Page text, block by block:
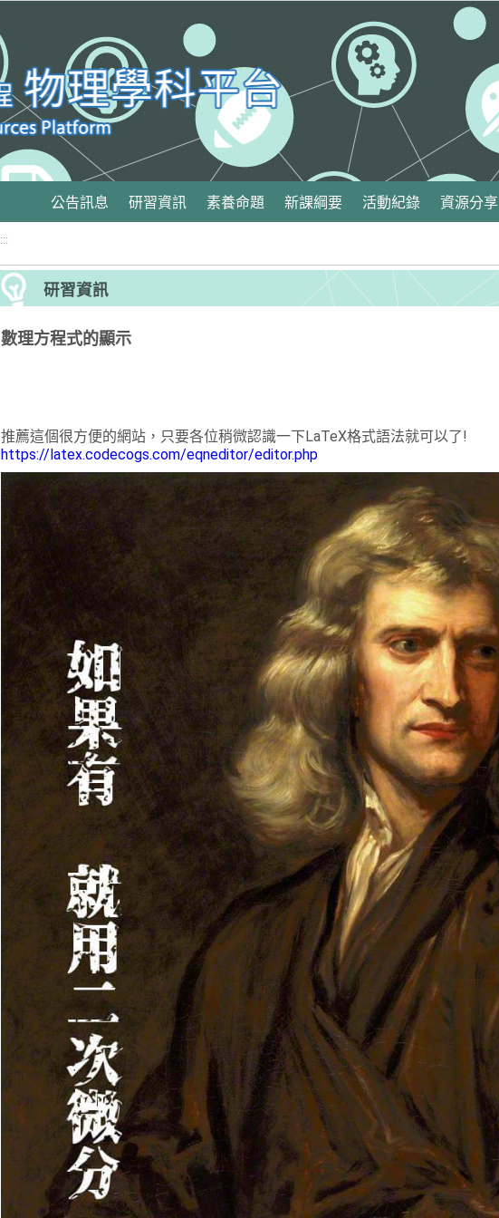
公告訊息 研習資訊 素養命題 新課綱要 活動紀錄 資源分享
:::
研習資訊
數理方程式的顯示
推薦這個很方便的網站，只要各位稍微認識一下LaTeX格式語法就可以了!
https://latex.codecogs.com/eqneditor/editor.php